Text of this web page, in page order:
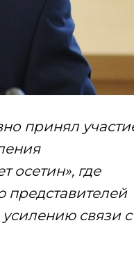
принял
где
связи с